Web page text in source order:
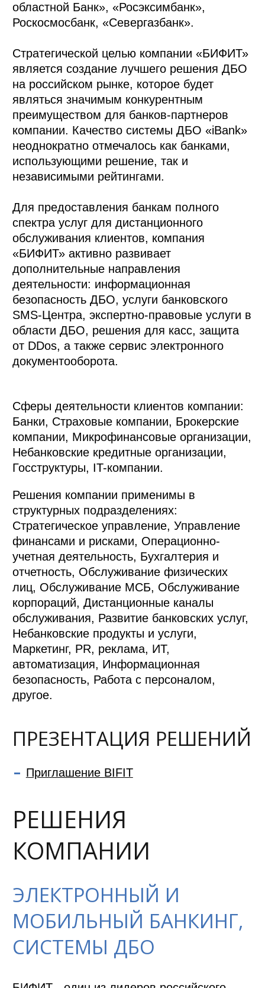
областной Банк», «Росэксимбанк»,
Роскосмосбанк, «Севергазбанк».
Стратегической целью компании «БИФИТ»
является создание лучшего решения ДБО
на российском рынке, которое будет
являться значимым конкурентным
преимуществом для банков-партнеров
компании. Качество системы ДБО «iBank»
неоднократно отмечалось как банками,
использующими решение, так и
независимыми рейтингами.
Для предоставления банкам полного
спектра услуг для дистанционного
обслуживания клиентов, компания
«БИФИТ» активно развивает
дополнительные направления
деятельности: информационная
безопасность ДБО, услуги банковского
SMS-Центра, экспертно-правовые услуги в
области ДБО, решения для касс, защита
от DDos, а также сервис электронного
документооборота.
Сферы деятельности клиентов компании:
Банки, Страховые компании, Брокерские
компании, Микрофинансовые организации,
Небанковские кредитные организации,
Госструктуры, IT-компании.
Решения компании применимы в
структурных подразделениях:
Стратегическое управление, Управление
финансами и рисками, Операционно-
учетная деятельность, Бухгалтерия и
отчетность, Обслуживание физических
лиц, Обслуживание МСБ, Обслуживание
корпораций, Дистанционные каналы
обслуживания, Развитие банковских услуг,
Небанковские продукты и услуги,
Маркетинг, PR, реклама, ИТ,
автоматизация, Информационная
безопасность, Работа с персоналом,
другое.
ПРЕЗЕНТАЦИЯ РЕШЕНИЙ
Приглашение BIFIT
РЕШЕНИЯ
КОМПАНИИ
ЭЛЕКТРОННЫЙ И
МОБИЛЬНЫЙ БАНКИНГ,
СИСТЕМЫ ДБО